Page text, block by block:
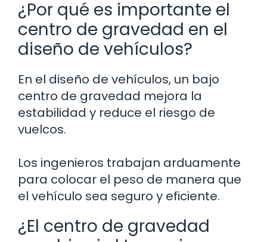
¿Por qué es importante el
centro de gravedad en el
diseño de vehículos?
En el diseño de vehículos, un bajo
centro de gravedad mejora la
estabilidad y reduce el riesgo de
vuelcos.
Los ingenieros trabajan arduamente
para colocar el peso de manera que
el vehículo sea seguro y eficiente.
¿El centro de gravedad